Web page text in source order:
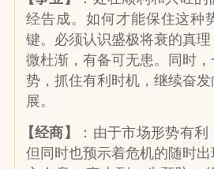
经告成。如何才能保住这种
键。必须认识盛极将衰的真
微杜渐，有备可无患。同时
势，抓住有利时机，继续奋
展。
【经商】
：由于市场形势有利
但同时也预示着危机的随时